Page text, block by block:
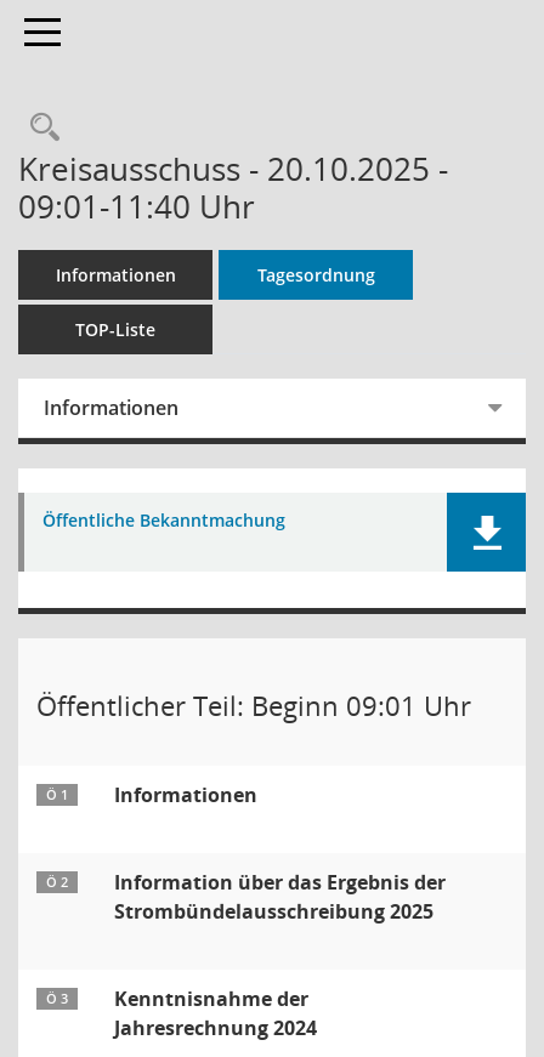
Toggle navigation
Rechercheauswahl
Kreisausschuss - 20.10.2025 -
09:01-11:40 Uhr
Informationen Tagesordnung
TOP-Liste
Informationen
Öffentliche Bekanntmachung
Öffentlicher Teil: Beginn 09:01 Uhr
Ö 1 Informationen
Ö 2
Information über das Ergebnis der
Strombündelausschreibung 2025
Ö 3
Kenntnisnahme der
Jahresrechnung 2024